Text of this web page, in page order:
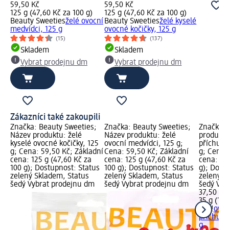
59,50 Kč
125 g (47,60 Kč za 100 g)
Beauty Sweetiesželé ovocní
medvídci, 125 g
(15)
Skladem
Vybrat prodejnu dm
59,50 Kč
125 g (47,60 Kč za 100 g)
Beauty Sweetiesželé kyselé
ovocné kočičky, 125 g
(137)
Skladem
Vybrat prodejnu dm
Zákazníci také zakoupili
Značka: Beauty Sweeties;
Název produktu: želé
kyselé ovocné kočičky, 125
g; Cena: 59,50 Kč; Základní
cena: 125 g (47,60 Kč za
100 g); Dostupnost: Status
zelený Skladem, Status
šedý Vybrat prodejnu dm
Značka: Beauty Sweeties;
Název produktu: želé
ovocní medvídci, 125 g;
Cena: 59,50 Kč; Základní
cena: 125 g (47,60 Kč za
100 g); Dostupnost: Status
zelený Skladem, Status
šedý Vybrat prodejnu dm
Značka:
příchutí
g; Cena:
cena: 35
g);
zelený
šedý
37,50 Kč
35 g
N.A!
příchutí
g